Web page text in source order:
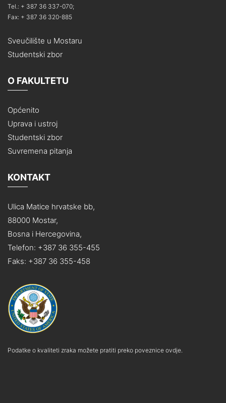
Tel.: + 387 36 337-070;
Fax: + 387 36 320-885
Sveučilište u Mostaru
Studentski zbor
O FAKULTETU
Općenito
Uprava i ustroj
Studentski zbor
Suvremena pitanja
KONTAKT
Ulica Matice hrvatske bb,
88000 Mostar,
Bosna i Hercegovina,
Telefon: +387 36 355-455
Faks: +387 36 355-458
Podatke o kvaliteti zraka možete pratiti preko poveznice ovdje.